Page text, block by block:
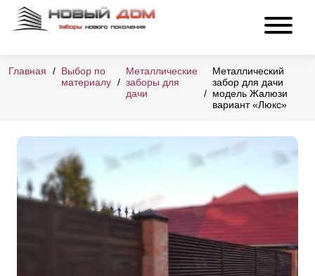
Главная
Выбор по
материалу
Металлические
заборы для
дачи
Металлический
забор для дачи
модель Жалюзи
вариант «Люкс»